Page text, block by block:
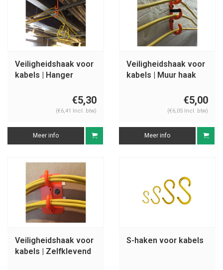
Veiligheidshaak voor
kabels | Hanger
€5,30
(€6,41 Incl. btw)
Meer info
Veiligheidshaak voor
kabels | Muur haak
€5,00
(€6,05 Incl. btw)
Meer info
Veiligheidshaak voor
kabels | Zelfklevend
S-haken voor kabels